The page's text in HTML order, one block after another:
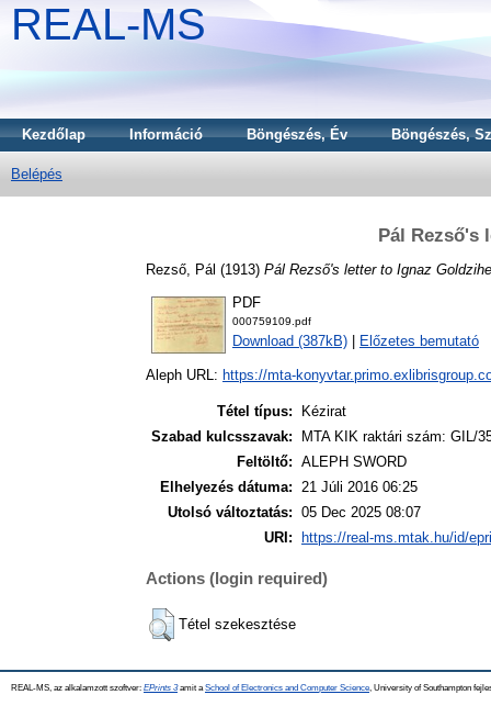
REAL-MS
Kezdőlap Információ Böngészés, Év Böngészés,
Belépés
Pál Rezső's
Rezső, Pál (1913) Pál Rezső's letter to Ignaz
PDF
000759109.pdf
Download (387kB) Előzetes bemutató
Aleph URL: https://mta-
Tétel típus:
Kézirat
Szabad kulcsszavak:
MTA KIK raktári szám: GIL/
Feltöltő: ALEPH SWORD
Elhelyezés dátuma: 21 Júli 2016 06:25
Utolsó változtatás: 05 Dec 2025 08:07
URI:
https://real-ms.mtak.hu/id/
Actions (login required)
Tétel szekesztése
REAL-MS, az alkalamzott szoftver: EPrints 3amit a School of Electronics and Computer Science , University of Southampton